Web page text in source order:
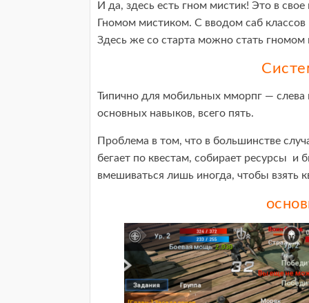
И да, здесь есть гном мистик! Это в
Гномом мистиком. С вводом саб
Здесь же со старта можно стать
Типично для мобильных мморпг — слева
основных навыков, всего пять.
Проблема в том, что в большинстве
бегает по квестам, собирает ресурсы
вмешиваться лишь иногда, чтобы взять